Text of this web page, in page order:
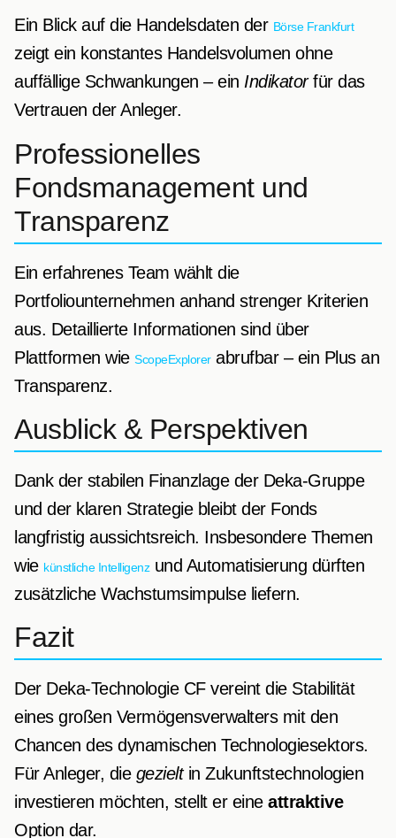
Ein Blick auf die Handelsdaten der Börse Frankfurt
zeigt ein konstantes Handelsvolumen ohne
auffällige Schwankungen – ein Indikatorfür das
Vertrauen der Anleger.
Professionelles
Fondsmanagement und
Transparenz
Ein erfahrenes Team wählt die
Portfoliounternehmen anhand strenger Kriterien
aus. Detaillierte Informationen sind über
Plattformen wie ScopeExplorerabrufbar – ein Plus an
Transparenz.
Ausblick & Perspektiven
Dank der stabilen Finanzlage der Deka-Gruppe
und der klaren Strategie bleibt der Fonds
langfristig aussichtsreich. Insbesondere Themen
wie künstliche Intelligenzund Automatisierung dürften
zusätzliche Wachstumsimpulse liefern.
Fazit
Der Deka-Technologie CF vereint die Stabilität
eines großen Vermögensverwalters mit den
Chancen des dynamischen Technologiesektors.
Für Anleger, die gezieltin Zukunftstechnologien
investieren möchten, stellt er eine attraktive
Option dar.